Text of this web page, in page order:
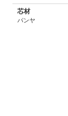
芯材
パンヤ